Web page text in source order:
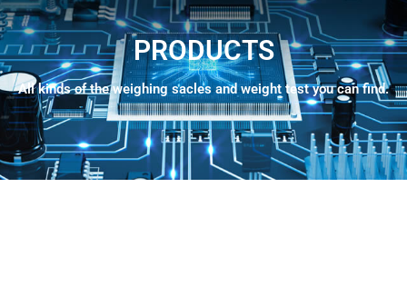
PRODUCTS
All kinds of the weighing sacles and weight test you can find.